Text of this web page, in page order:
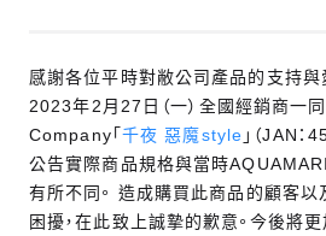
感謝各位平時對敝公司產品的支持與
2023年2月27日（一）全國經銷商一
Company「 千夜 惡魔style 」（JAN
公告實際商品規格與當時
有所不同。 造成購買此商品的顧客
困擾，在此致上誠摯的歉意。今後將